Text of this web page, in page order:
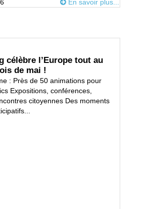
En savoir plus...
célèbre l’Europe tout au
de mai !
: Près de 50 animations pour
Expositions, conférences,
citoyennes Des moments